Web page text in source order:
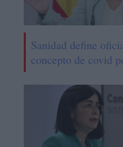
Sanidad define
concepto de covid